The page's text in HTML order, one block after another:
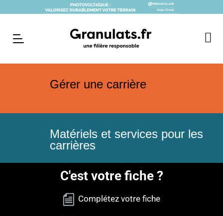
Gérer une carrière
Matériels et services pour les
carrières
C'est votre fiche ?
Complétez votre fiche